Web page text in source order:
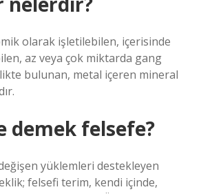
olarak işletilebilen, içerisinde
az veya çok miktarda gang
bulunan, metal içeren mineral
demek felsefe?
yüklemleri destekleyen
felsefi terim, kendi içinde,